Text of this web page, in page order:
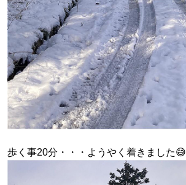
歩く事20分・・・ようやく着きました😅